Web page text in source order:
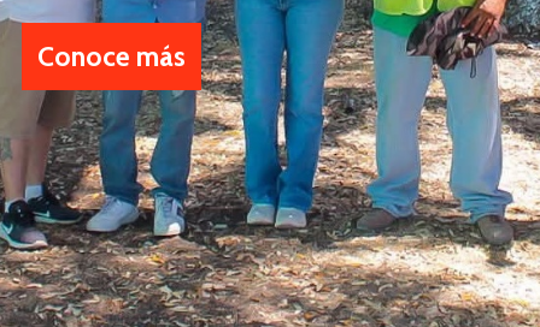
Conoce más